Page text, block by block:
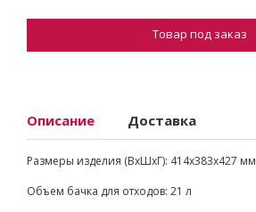
Товар под заказ
Описание Доставка
Размеры изделия (ВxШxГ): 414x383x427 мм
Объем бачка для отходов: 21 л